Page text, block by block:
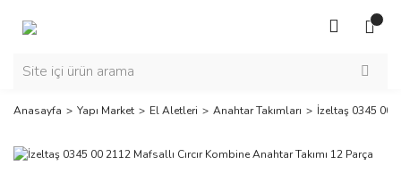
Anasayfa Yapı Market El Aletleri Anahtar Takımları İzeltaş 0345 00